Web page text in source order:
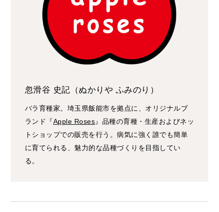
忽滑谷 史記（ぬかりや ふみのり）
バラ育種家。埼玉県飯能市を拠点に、オリジナルブ
ランド『Apple Roses』品種の育種・生産およびネッ
トショップでの販売を行う。病気に強く誰でも簡単
に育てられる、魅力的な品種づくりを目指してい
る。